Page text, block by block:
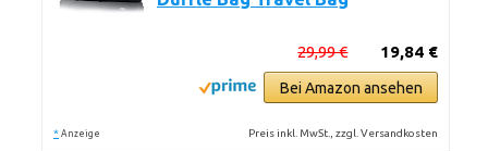
19,84 €
29,99 €
Bei Amazon ansehen
* Anzeige Preis inkl. MwSt., zzgl. Versandkosten